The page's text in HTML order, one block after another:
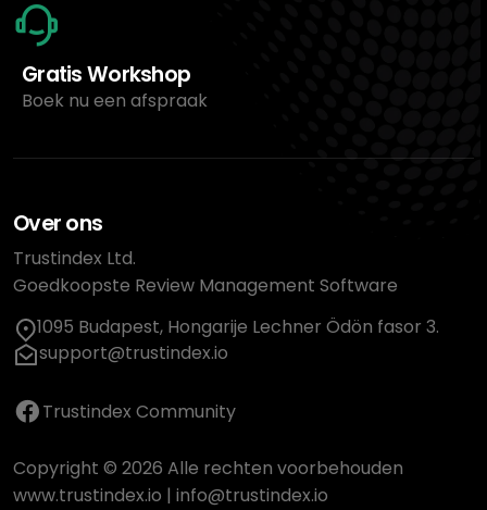
Gratis Workshop
Boek nu een afspraak
Over ons
Trustindex Ltd.
Goedkoopste Review Management Software
1095 Budapest, Hongarije Lechner Ödön fasor 3.
support@trustindex.io
Trustindex Community
Copyright © 2026 Alle rechten voorbehouden
www.trustindex.io | info@trustindex.io